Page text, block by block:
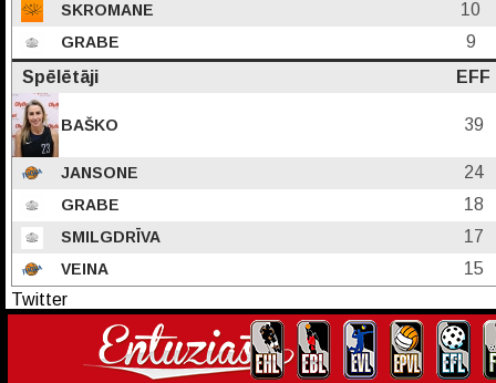
SKROMANE 10
GRABE
9
Spēlētāji
EFF
BAŠKO 39
JANSONE 24
GRABE 18
SMILGDRĪVA 17
VEINA
15
Twitter